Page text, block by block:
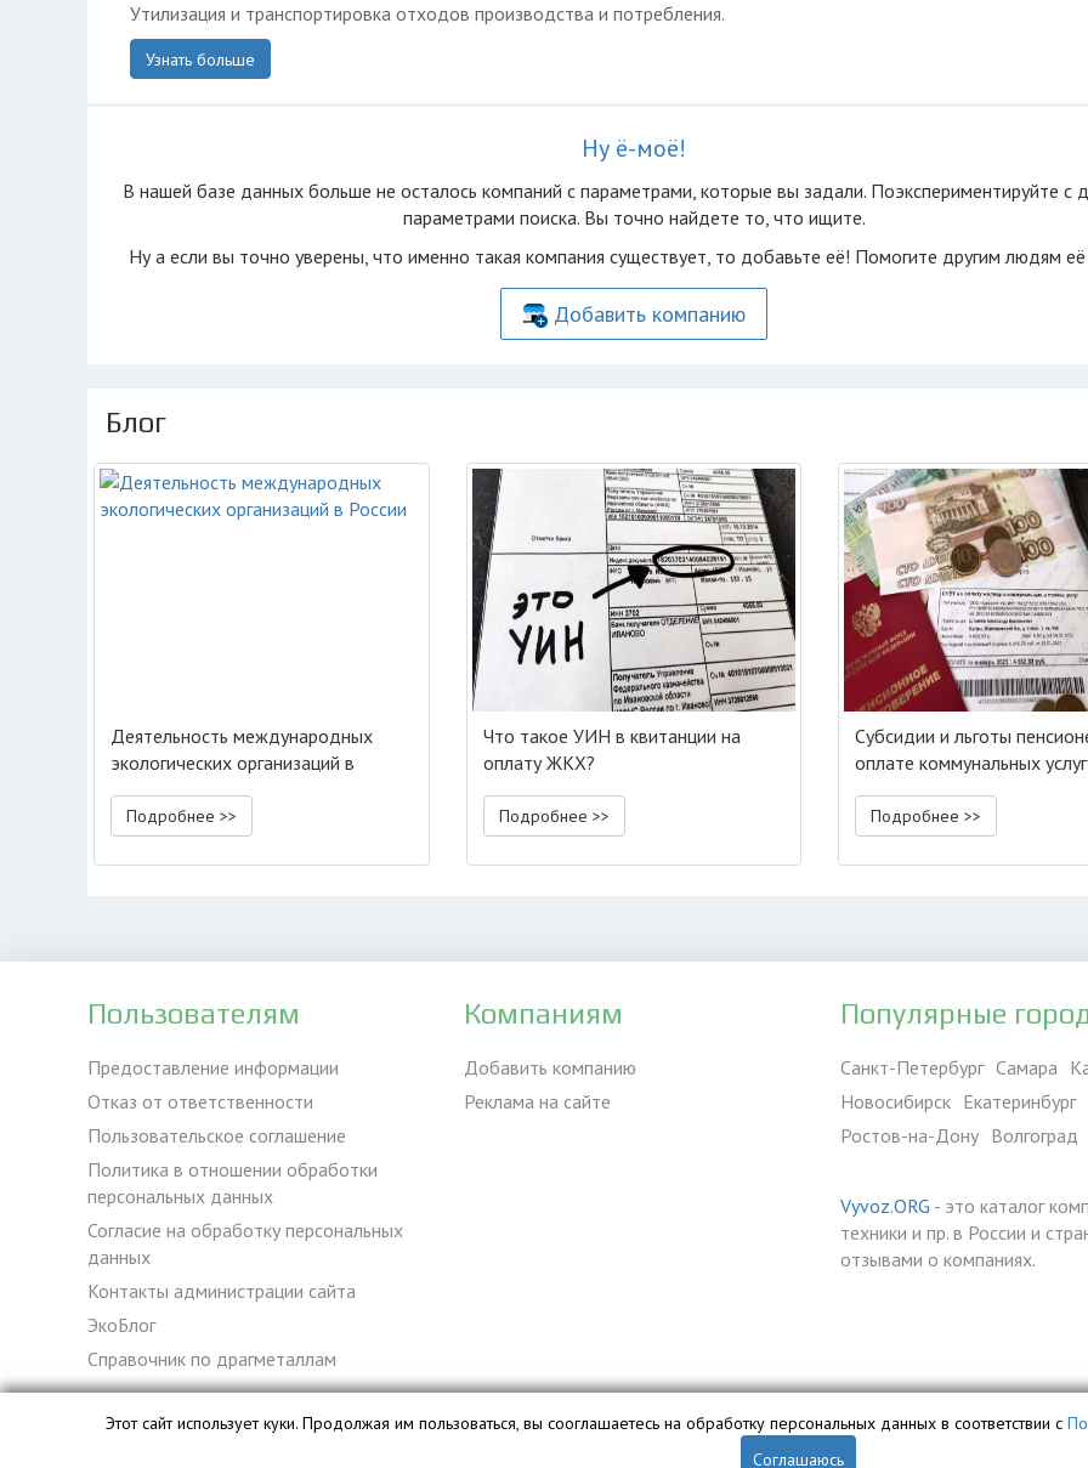
Утилизация и транспортировка отходов производства и потребления.
Узнать больше
Ну ё-моё!
В нашей базе данных больше не осталоcь компаний с параметрами, которые вы задали. Поэкспериментируйте с
параметрами поиска. Вы точно найдете то, что ищите.
Ну а если вы точно уверены, что именно такая компания существует, то добавьте её! Помогите другим людям
Добавить компанию
Блог
Деятельность международных
экологических организаций в
России
Подробнее >>
Что такое УИН в квитанции на
оплату ЖКХ?
Подробнее >>
Субсидии и льготы
оплате коммунальных услуг
Подробнее >>
Пользователям
Предоставление информации
Отказ от ответственности
Пользовательское соглашение
Политика в отношении обработки
персональных данных
Согласие на обработку персональных
данных
Контакты администрации сайта
ЭкоБлог
Справочник по драгметаллам
Компаниям
Добавить компанию
Реклама на сайте
Популярные
Санкт-Петербург Самара
Новосибирск Екатеринбург
Ростов-на-Дону Волгоград
Vyvoz.ORG - это каталог
техники и пр. в России и
отзывами о компаниях.
Этот сайт использует куки. Продолжая им пользоваться, вы сооглашаетесь на обработку персональных данных в соответствии с
Соглашаюсь